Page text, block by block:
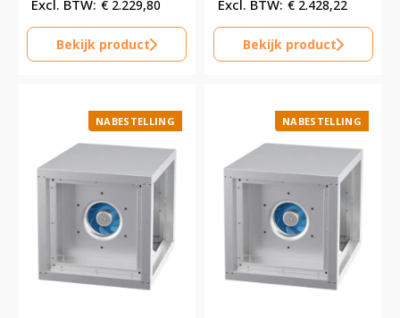
€ 2.229,80
Bekijk product
€ 2.428,22
Bekijk product
NABESTELLING NABESTELLING